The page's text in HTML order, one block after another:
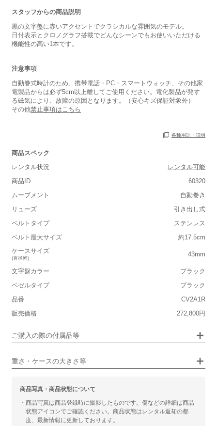
スタッフからの商品説明
黒の文字盤に赤いアクセントでクラシカルな雰囲気のモデル。
日付表示とクロノグラフ搭載でどんなシーンでもお使いいただける
機能性の高い1本です。
注意事項
自動巻式時計のため、携帯電話・PC・スマートウォッチ、その他家
電製品からは必ず5cm以上離してご使用ください。電化製品が発す
る磁気により、故障の原因となります。（安心キズ保証対象外）
その他禁止事項はこちら
各種用語・説明
商品スペック
レンタル状況
レンタル可能
商品ID
60320
ムーブメント
自動巻き
リューズ
引き出し式
ベルトタイプ
ステンレス
ベルト最大サイズ
約17.5cm
ケースサイズ
(直径幅)
43mm
文字盤カラー
ブラック
ベゼルタイプ
ブラック
品番
CV2A1R
販売価格
272,800円
ご購入の際の付属品等
あり
箱
重さ・ケースの大きさ等
■重さ(ベルト込み)
■ケースの大きさ
小さい 大きい
■装飾感
カジュアル ビジネス
商品写真・商品状態について
・商品写真は商品登録時に撮影したものです。傷などの詳細は商品
状態アイコンでご確認ください。商品状態はレンタル返却の都
度、最新情報に更新しております。